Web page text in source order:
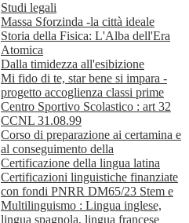
Studi legali
Massa Sforzinda -la città ideale
Storia della Fisica: L'Alba dell'Era
Atomica
Dalla timidezza all'esibizione
Mi fido di te, star bene si impara -
progetto accoglienza classi prime
Centro Sportivo Scolastico : art 32
CCNL 31.08.99
Corso di preparazione ai certamina e
al conseguimento della
Certificazione della lingua latina
Certificazioni linguistiche finanziate
con fondi PNRR DM65/23 Stem e
Multilinguismo : Lingua inglese,
lingua spagnola, lingua francese